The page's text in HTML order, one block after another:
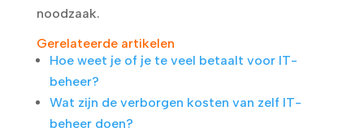
noodzaak.
Gerelateerde artikelen
Hoe weet je of je te veel betaalt voor IT-
beheer?
Wat zijn de verborgen kosten van zelf IT-
beheer doen?